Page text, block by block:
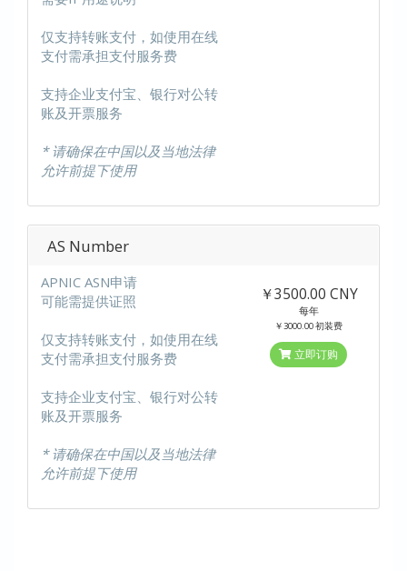
仅支持转账支付，如使用在线
支付需承担支付服务费
支持企业支付宝、银行对公转
账及开票服务
* 请确保在中国以及当地法律
允许前提下使用
AS Number
APNIC ASN申请
可能需提供证照
仅支持转账支付，如使用在线
支付需承担支付服务费
支持企业支付宝、银行对公转
账及开票服务
* 请确保在中国以及当地法律
允许前提下使用
￥3500.00 CNY
每年
￥3000.00 初装费
立即订购